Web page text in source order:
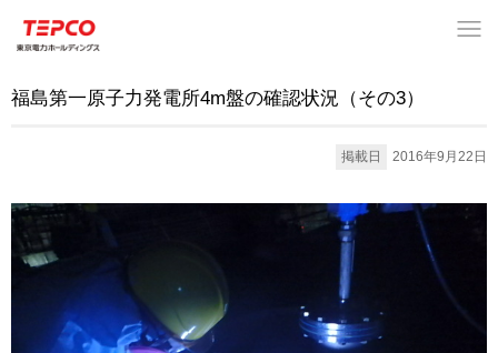
福島第一原子力発電所4m盤の確認状況（その3）
掲載日 2016年9月22日